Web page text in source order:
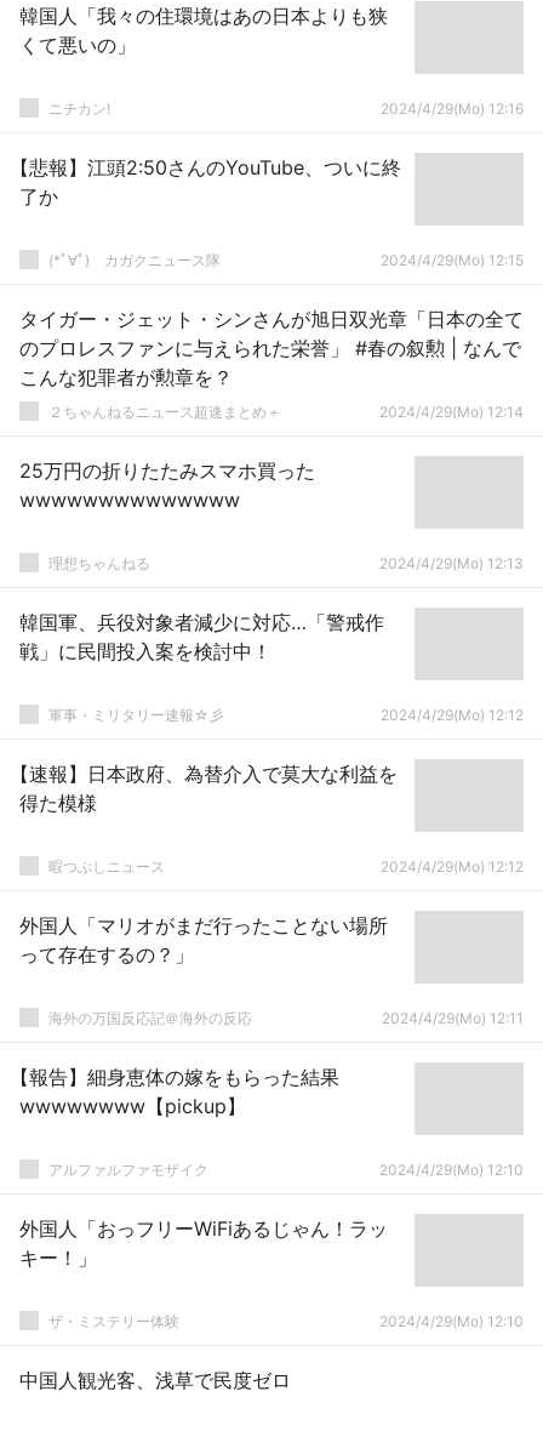
韓国人「我々の住環境はあの日本よりも狭
くて悪いの」
ニチカン! 2024/4/29(Mo) 12:16
【悲報】江頭2:50さんのYouTube、ついに終
了か
(*ﾟ∀ﾟ)ゞカガクニュース隊 2024/4/29(Mo) 12:15
タイガー・ジェット・シンさんが旭日双光章「日本の全て
のプロレスファンに与えられた栄誉」 #春の叙勲 | なんで
こんな犯罪者が勲章を？
２ちゃんねるニュース超速まとめ＋ 2024/4/29(Mo) 12:14
25万円の折りたたみスマホ買った
wwwwwwwwwwwwww
理想ちゃんねる 2024/4/29(Mo) 12:13
韓国軍、兵役対象者減少に対応…「警戒作
戦」に民間投入案を検討中！
軍事・ミリタリー速報☆彡 2024/4/29(Mo) 12:12
【速報】日本政府、為替介入で莫大な利益を
得た模様
暇つぶしニュース 2024/4/29(Mo) 12:12
外国人「マリオがまだ行ったことない場所
って存在するの？」
海外の万国反応記＠海外の反応 2024/4/29(Mo) 12:11
【報告】細身恵体の嫁をもらった結果
wwwwwwww【pickup】
アルファルファモザイク 2024/4/29(Mo) 12:10
外国人「おっフリーWiFiあるじゃん！ラッ
キー！」
ザ・ミステリー体験 2024/4/29(Mo) 12:10
中国人観光客、浅草で民度ゼロ